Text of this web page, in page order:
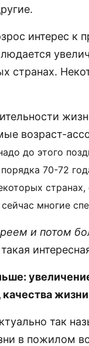
интерес к
странах.
возраст-
до этого
70-72
многие
и потом
так
в пожилом